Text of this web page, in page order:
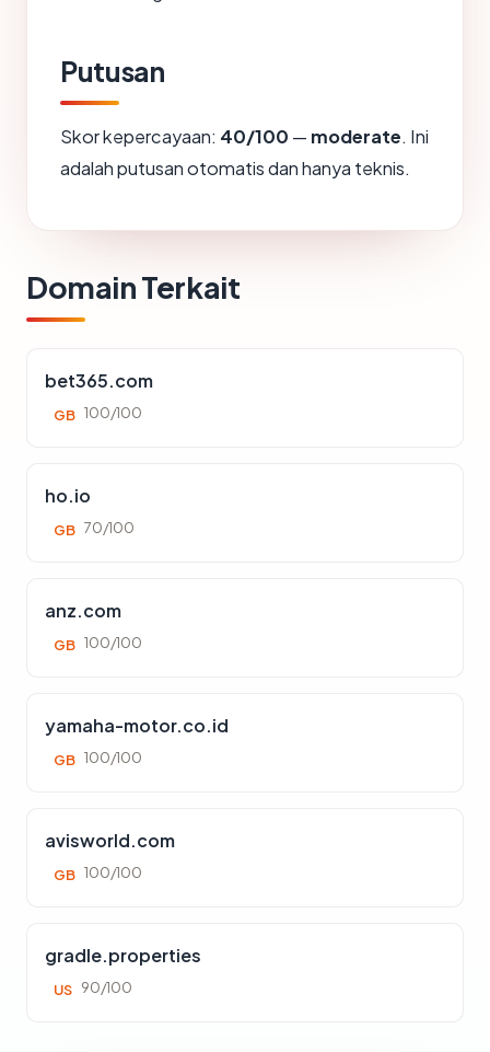
Putusan
Skor kepercayaan: 40/100 — moderate. Ini
adalah putusan otomatis dan hanya teknis.
Domain Terkait
bet365.com
GB 100/100
ho.io
GB 70/100
anz.com
GB 100/100
yamaha-motor.co.id
GB 100/100
avisworld.com
GB 100/100
gradle.properties
US 90/100